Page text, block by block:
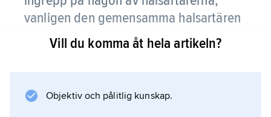
vanligen den gemensamma halsartären
arteria carotis communis
bildningen av blodproppar som kan lossna
Vill du komma åt hela artikeln?
Objektiv och pålitlig kunskap.